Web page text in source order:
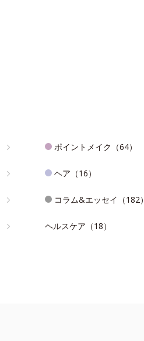
ポイントメイク（64）
ヘア（16）
コラム&エッセイ（182）
ヘルスケア（18）